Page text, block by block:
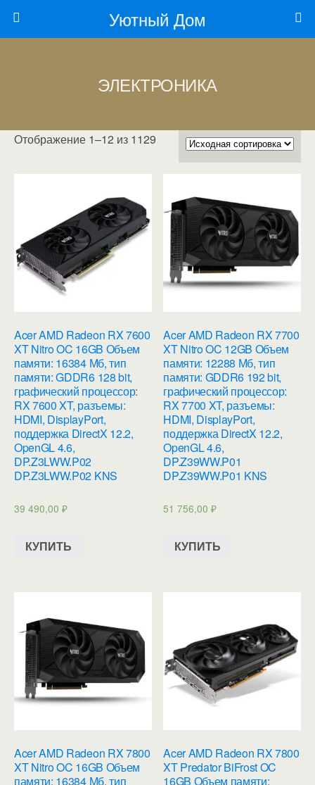
Уютный Дом
ЭЛЕКТРОНИКА
Отображение 1–12 из 1129
Acer AMD Radeon RX 7600
XT Nitro OC 16GB Объем
памяти: 16384 Мб, тип
памяти: GDDR6 128 bit,
графический процессор:
RX 7600 XT, разъемы:
HDMI, DisplayPort,
поддержка DirectX 12.2,
OpenGL 4.6,
DP.Z3LWW.P02
DP.Z3LWW.P02 KNS
39 490,00 ₽
КУПИТЬ
Acer AMD Radeon RX 7700
XT Nitro OC 12GB Объем
памяти: 12288 Мб, тип
памяти: GDDR6 192 bit,
графический процессор:
RX 7700 XT, разъемы:
HDMI, DisplayPort,
поддержка DirectX 12.2,
OpenGL 4.6,
DP.Z39WW.P01
DP.Z39WW.P01 KNS
51 756,00₽
КУПИТЬ
Acer AMD Radeon RX 7800
XT Nitro OC 16GB Объем
памяти: 16384 Мб, тип
Acer AMD Radeon RX 7800
XT Predator BiFrost OC
16GB Объем памяти: